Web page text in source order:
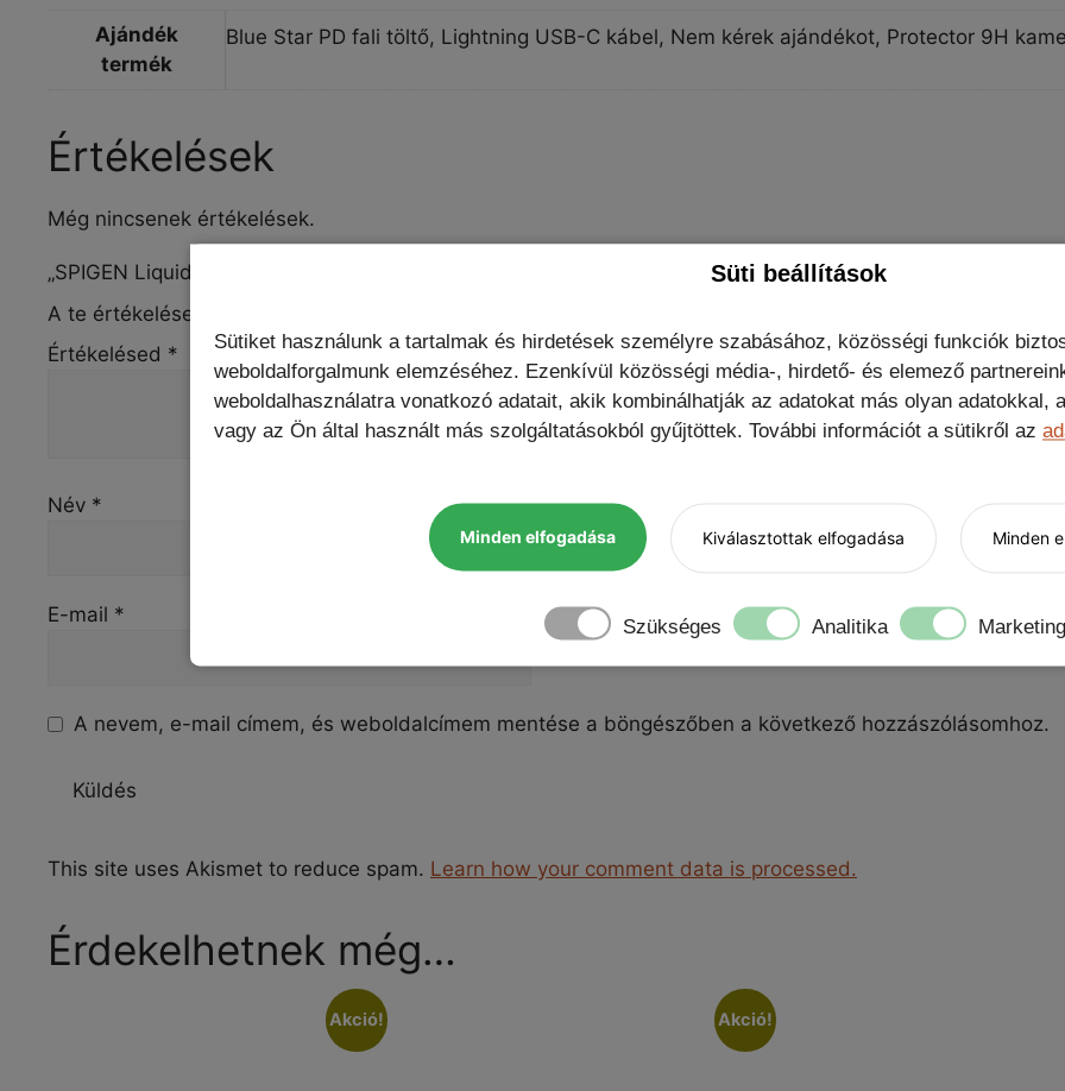
Süti beállítások
Sütiket használunk a tartalmak és hirdetések személyre szabásához, közösségi funkciók
weboldalforgalmunk elemzéséhez. Ezenkívül közösségi média-, hirdető- és elemező
weboldalhasználatra vonatkozó adatait, akik kombinálhatják az adatokat más olyan adatokkal,
vagy az Ön által használt más szolgáltatásokból gyűjtöttek. További információt a sütikről az
Minden elfogadása Kiválasztottak elfogadása Minden
Szükséges Analitika Marketing
Ajándék
termék
Blue Star PD fali töltő, Lightning USB-C kábel, Nem kérek ajándékot, Protector 9H
Értékelések
Még nincsenek értékelések.
„SPIGEN Liquid Crystal iPhone 16 Plus tok” értékelése elsőként
A te értékelésed
Értékelésed *
Név *
E-mail *
A nevem, e-mail címem, és weboldalcímem mentése a böngészőben a következő hozzászólásomhoz.
This site uses Akismet to reduce spam. Learn how your comment data is processed.
Érdekelhetnek még…
Akció! Akció!